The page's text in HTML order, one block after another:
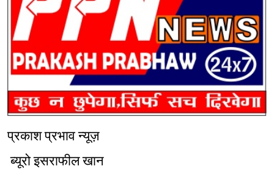
प्रकाश प्रभाव न्यूज़
ब्यूरो इसराफील खान